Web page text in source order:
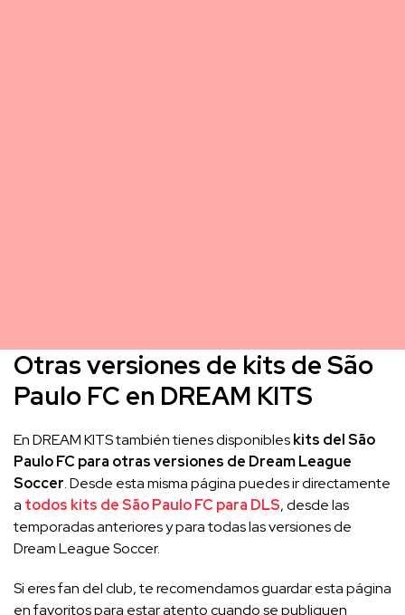
Otras versiones de kits de São
Paulo FC en DREAM KITS
En DREAM KITS también tienes disponibleskits del São
Paulo FC para otras versiones de Dream League
Soccer. Desde esta misma página puedes ir directamente
a todos kits de São Paulo FC para DLS, desde las
temporadas anteriores y para todas las versiones de
Dream League Soccer.
Si eres fan del club, te recomendamos guardar esta página
en favoritos para estar atento cuando se publiquen